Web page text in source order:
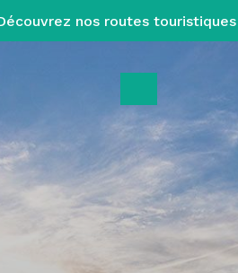
nos routes touristiques